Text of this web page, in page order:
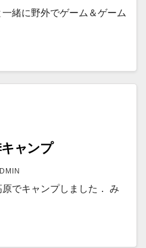
緒に野外でゲーム＆ゲーム
ャンプ
でキャンプしました． み